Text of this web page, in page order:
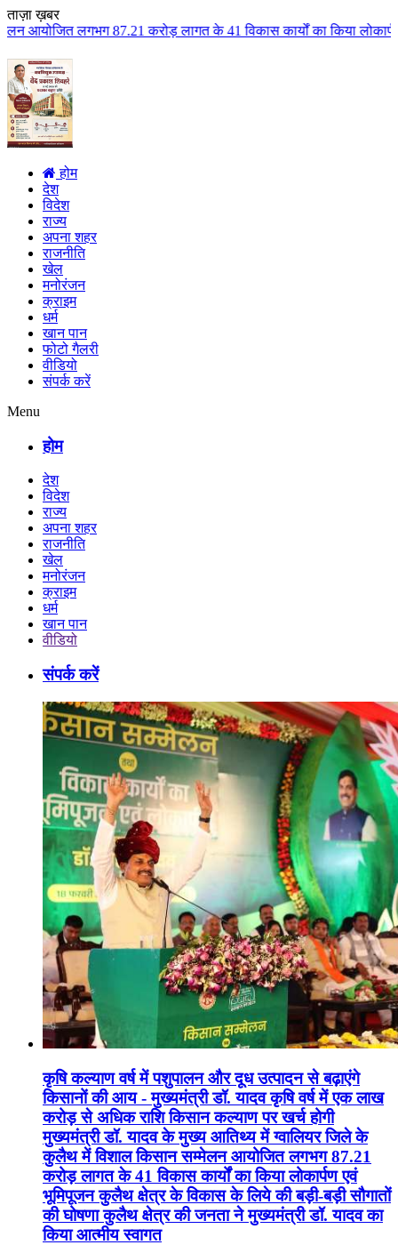
ताज़ा ख़बर
लागत के 41 विकास कार्यों का किया लोकार्पण एवं भूमिपूजन कुलैथ
होम
देश
विदेश
राज्य
अपना शहर
राजनीति
खेल
मनोरंजन
क्राइम
धर्म
खान पान
फोटो गैलरी
वीडियो
संपर्क करें
Menu
होम
देश
विदेश
राज्य
अपना शहर
राजनीति
खेल
मनोरंजन
क्राइम
धर्म
खान पान
वीडियो
संपर्क करें
कृषि कल्याण वर्ष में पशुपालन और दूध उत्पादन से बढ़ाएंगे
किसानों की आय - मुख्यमंत्री डॉ. यादव कृषि वर्ष में एक लाख
करोड़ से अधिक राशि किसान कल्याण पर खर्च होगी
मुख्यमंत्री डॉ. यादव के मुख्य आतिथ्य में ग्वालियर जिले के
कुलैथ में विशाल किसान सम्मेलन आयोजित लगभग 87.21
करोड़ लागत के 41 विकास कार्यों का किया लोकार्पण एवं
भूमिपूजन कुलैथ क्षेत्र के विकास के लिये की बड़ी-बड़ी सौगातों
की घोषणा कुलैथ क्षेत्र की जनता ने मुख्यमंत्री डॉ. यादव का
किया आत्मीय स्वागत